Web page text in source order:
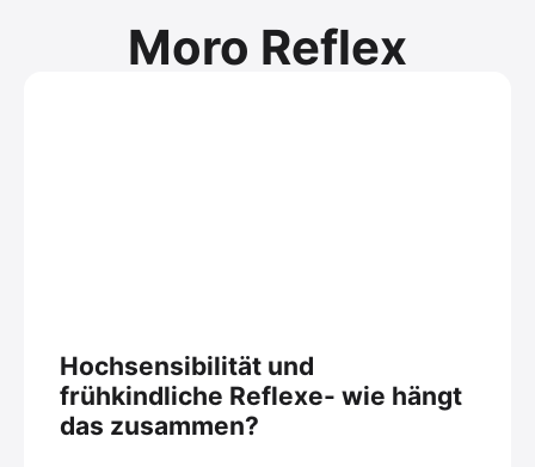
Moro Reflex
Hochsensibilität und
frühkindliche Reflexe- wie hängt
das zusammen?